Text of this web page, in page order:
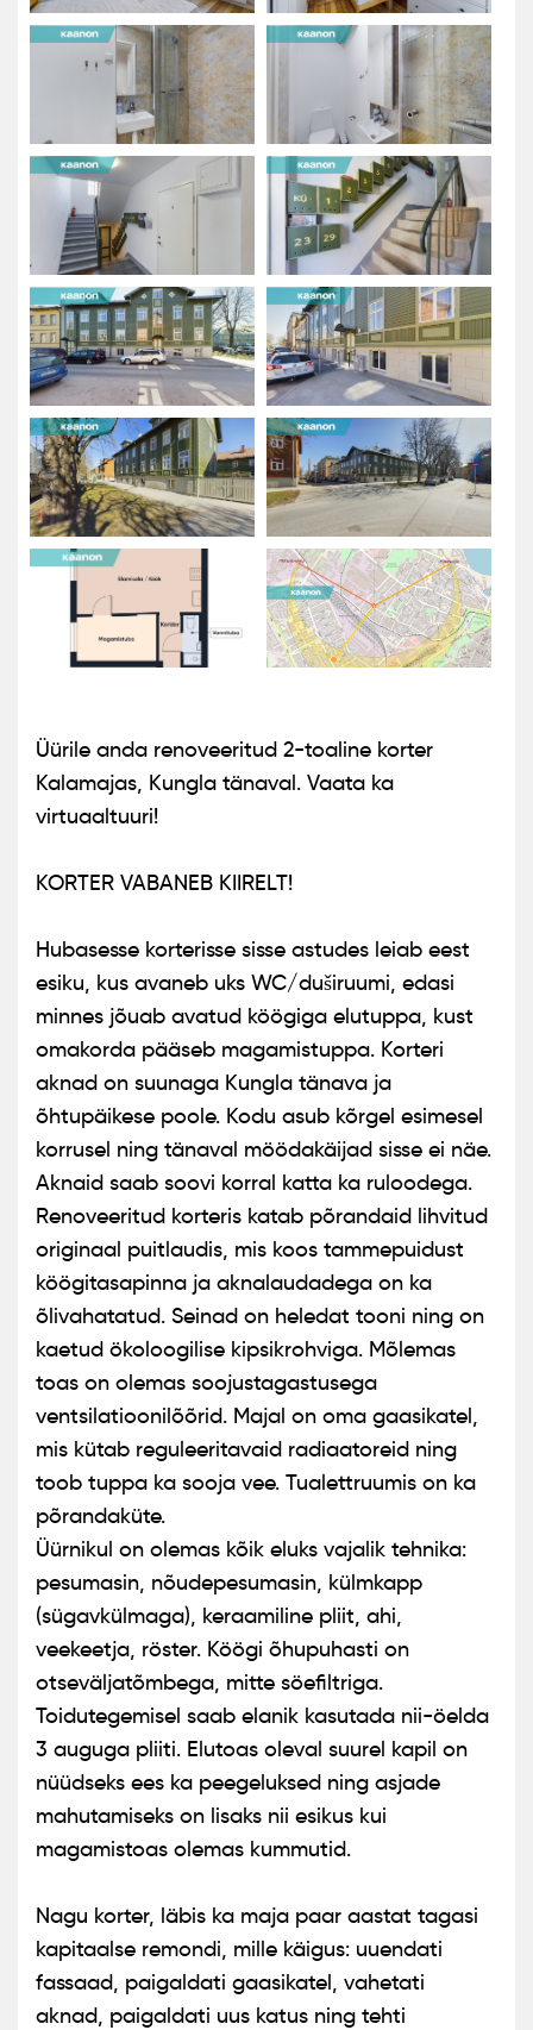
Üürile anda renoveeritud 2-toaline korter
Kalamajas, Kungla tänaval. Vaata ka
virtuaaltuuri!
KORTER VABANEB KIIRELT!
Hubasesse korterisse sisse astudes leiab eest
esiku, kus avaneb uks WC/duširuumi, edasi
minnes jõuab avatud köögiga elutuppa, kust
omakorda pääseb magamistuppa. Korteri
aknad on suunaga Kungla tänava ja
õhtupäikese poole. Kodu asub kõrgel esimesel
korrusel ning tänaval möödakäijad sisse ei näe.
Aknaid saab soovi korral katta ka ruloodega.
Renoveeritud korteris katab põrandaid lihvitud
originaal puitlaudis, mis koos tammepuidust
köögitasapinna ja aknalaudadega on ka
õlivahatatud. Seinad on heledat tooni ning on
kaetud ökoloogilise kipsikrohviga. Mõlemas
toas on olemas soojustagastusega
ventsilatioonilõõrid. Majal on oma gaasikatel,
mis kütab reguleeritavaid radiaatoreid ning
toob tuppa ka sooja vee. Tualettruumis on ka
põrandaküte.
Üürnikul on olemas kõik eluks vajalik tehnika:
pesumasin, nõudepesumasin, külmkapp
(sügavkülmaga), keraamiline pliit, ahi,
veekeetja, röster. Köögi õhupuhasti on
otseväljatõmbega, mitte söefiltriga.
Toidutegemisel saab elanik kasutada nii-öelda
3 auguga pliiti. Elutoas oleval suurel kapil on
nüüdseks ees ka peegeluksed ning asjade
mahutamiseks on lisaks nii esikus kui
magamistoas olemas kummutid.
Nagu korter, läbis ka maja paar aastat tagasi
kapitaalse remondi, mille käigus: uuendati
fassaad, paigaldati gaasikatel, vahetati
aknad, paigaldati uus katus ning tehti